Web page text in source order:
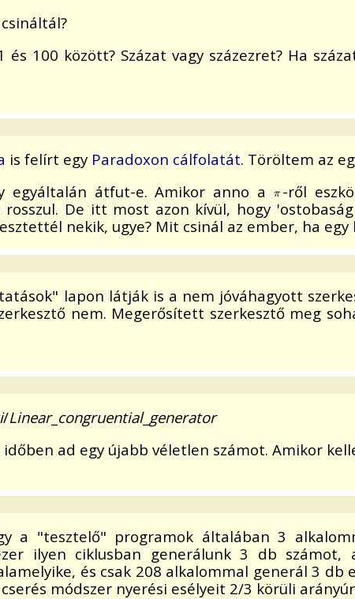
és 100 között? Százat vagy százezret? Ha
is felírt egy Paradoxon cálfolatát. Töröltem az
egyáltalán átfut-e. Amikor anno a
-ről
rosszul. De itt most azon kívül, hogy
nekik, ugye? Mit csinál az ember, ha
lapon látják is a nem jóváhagyott
nem. Megerősített szerkesztő meg
/Linear_ congruential_ generator
időben ad egy újabb véletlen számot. Amikor
a "tesztelő" programok általában 3
ilyen ciklusban generálunk 3 db
és csak 208 alkalommal generál 3
módszer nyerési esélyeit 2/3 körüli